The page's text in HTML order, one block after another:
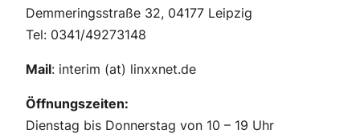
Demmeringsstraße 32, 04177 Leipzig
Tel: 0341/49273148
Mail: interim (at) linxxnet.de
Öffnungszeiten:
Dienstag bis Donnerstag von 10 – 19 Uhr